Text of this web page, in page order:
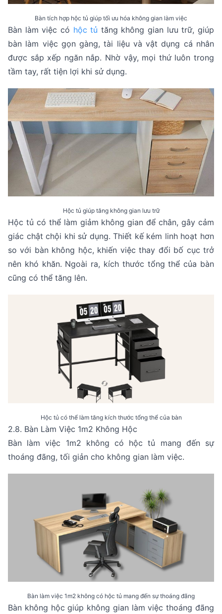
Bàn tích hợp hộc tủ giúp tối ưu hóa không gian làm việc
Bàn làm việc có hộc tủ tăng không gian lưu trữ, giúp
bàn làm việc gọn gàng, tài liệu và vật dụng cá nhân
được sắp xếp ngăn nắp. Nhờ vậy, mọi thứ luôn trong
tầm tay, rất tiện lợi khi sử dụng.
Hộc tủ giúp tăng không gian lưu trữ
Hộc tủ có thể làm giảm không gian để chân, gây cảm
giác chật chội khi sử dụng. Thiết kế kém linh hoạt hơn
so với bàn không hộc, khiến việc thay đổi bố cục trở
nên khó khăn. Ngoài ra, kích thước tổng thể của bàn
cũng có thể tăng lên.
Hộc tủ có thể làm tăng kích thước tổng thể của bàn
2.8. Bàn Làm Việc 1m2 Không Hộc
Bàn làm việc 1m2 không có hộc tủ mang đến sự
thoáng đãng, tối giản cho không gian làm việc.
Bàn làm việc 1m2 không có hộc tủ mang đến sự thoáng đãng
Bàn không hộc giúp không gian làm việc thoáng đãng